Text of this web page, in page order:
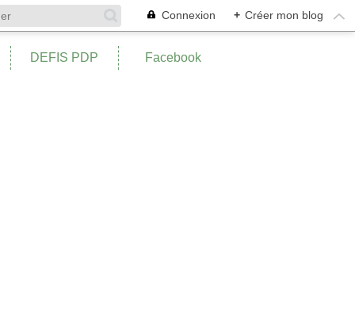
Connexion + Créer mon blog
DEFIS PDP Facebook